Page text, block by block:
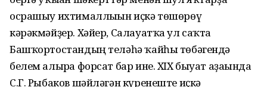
осрашыу ихтималлығын иҫкә төшөрөү
кәрәкмәйҙер. Хәйер, Салауатҡа ул саҡта
Башҡортостандың теләһә ҡайһы төбәгендә
белем алырға форсат бар ине. XIX быуат аҙағында
С.Г. Рыбаков шәйләгән күренеште иҫкә